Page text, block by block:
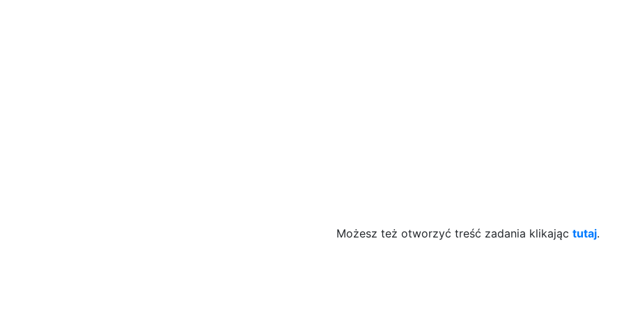
Możesz też otworzyć treść zadania klikając tutaj.